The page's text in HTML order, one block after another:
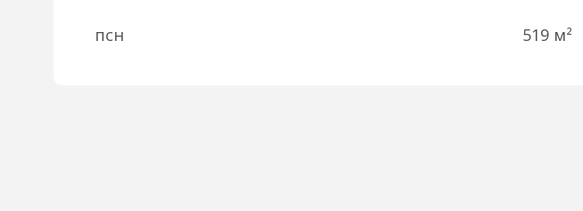
псн 519 м²